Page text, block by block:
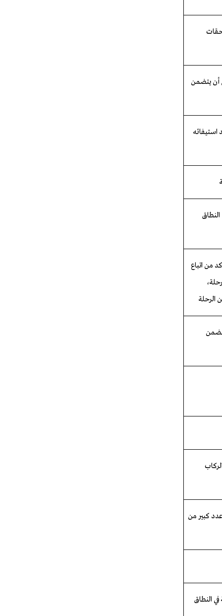
أن يتضمن
استيفائه
من اتباع
الرحلة
كبيرمن
في النطاق